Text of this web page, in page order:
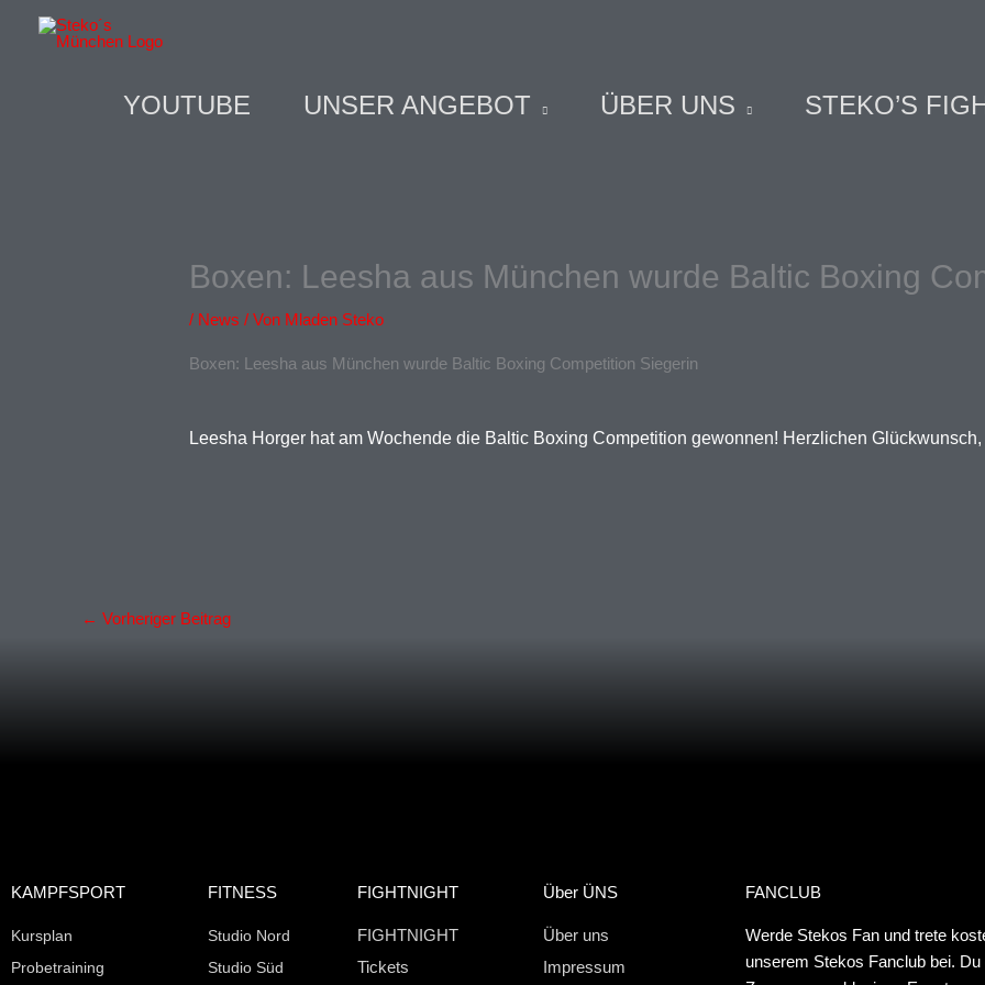
YOUTUBE UNSER ANGEBOT ÜBER UNS STEKO’S
Boxen: Leesha aus München wurde Baltic Boxing
/ News / Von Mladen Steko
Boxen: Leesha aus München wurde Baltic Boxing Competition Siegerin
Leesha Horger hat am Wochende die Baltic Boxing Competition gewonnen! Herzlichen
← Vorheriger Beitrag
KAMPFSPORT
Kursplan
Probetraining
FITNESS
Studio Nord
Studio Süd
FIGHTNIGHT
FIGHTNIGHT
Tickets
Über ÜNS
Über uns
Impressum
FANCLUB
Werde Stekos Fan und trete
unserem Stekos Fanclub bei. Du